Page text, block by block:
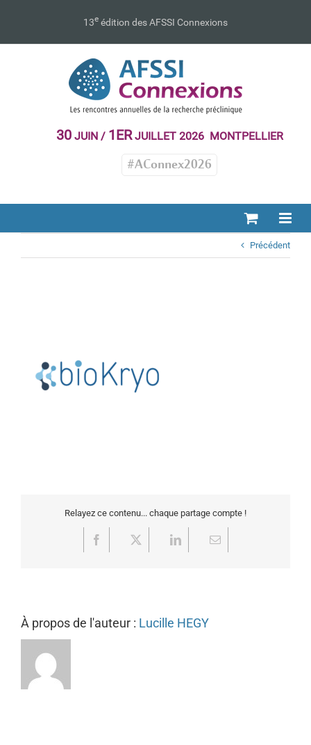
13e édition des AFSSI Connexions
30JUIN / 1ERJUILLET 2026 MONTPELLIER
#AConnex2026
Précédent
Relayez ce contenu... chaque partage compte !
Facebook LinkedInEmail
À propos de l'auteur : Lucille HEGY